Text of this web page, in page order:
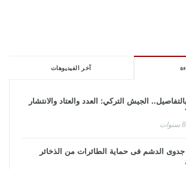
آخر الفيديوهات
الجيش التركي: العدد والعتاد والانتشار
جدوى الدشم فى حماية الطائرات من الذخائر